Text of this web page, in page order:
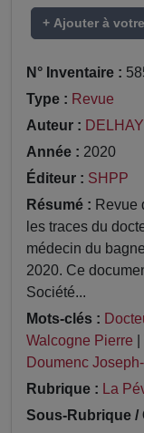
+ Ajouter à
N° Inventaire :
Type : Revue
Auteur :
Année : 2020
Éditeur : SHPP
Résumé : Revue
les traces du
médecin du
2020. Ce
Société...
Mots-clés :
Walcogne Pierre
Doumenc
Rubrique : La
Sous-Rubrique /